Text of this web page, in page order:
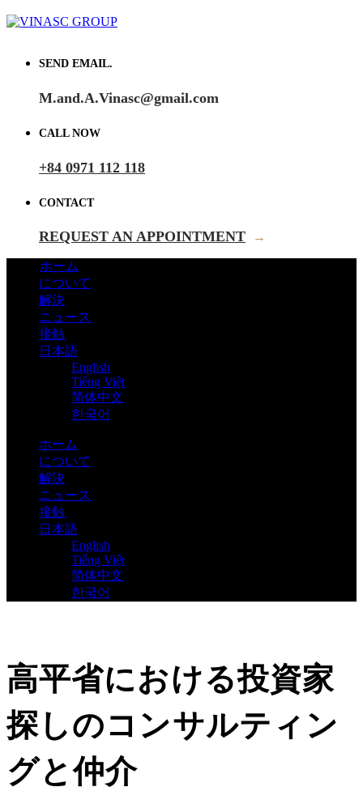
SEND EMAIL.
M.and.A.Vinasc@gmail.com
CALL NOW
+84 0971 112 118
CONTACT
REQUEST AN APPOINTMENT →
ホーム
について
解決
ニュース
接触
日本語
English
Tiếng Việt
简体中文
한국어
ホーム
について
解決
ニュース
接触
日本語
English
Tiếng Việt
简体中文
한국어
高平省における投資家
探しのコンサルティン
グと仲介